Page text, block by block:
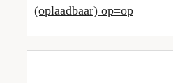
(oplaadbaar) op=op